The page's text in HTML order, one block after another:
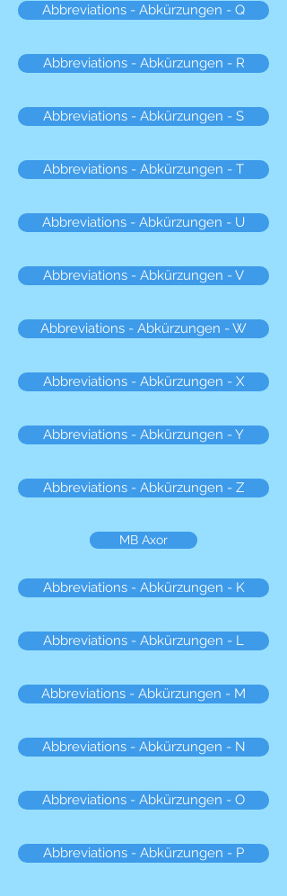
Abbreviations - Abkürzungen - Q
Abbreviations - Abkürzungen - R
Abbreviations - Abkürzungen - S
Abbreviations - Abkürzungen - T
Abbreviations - Abkürzungen - U
Abbreviations - Abkürzungen - V
Abbreviations - Abkürzungen - W
Abbreviations - Abkürzungen - X
Abbreviations - Abkürzungen - Y
Abbreviations - Abkürzungen - Z
MB Axor
Abbreviations - Abkürzungen - K
Abbreviations - Abkürzungen - L
Abbreviations - Abkürzungen - M
Abbreviations - Abkürzungen - N
Abbreviations - Abkürzungen - O
Abbreviations - Abkürzungen - P